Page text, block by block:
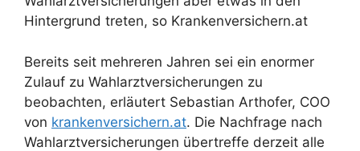
Hintergrund treten, so Krankenversichern.at
Bereits seit mehreren Jahren sei ein enormer
Zulauf zu Wahlarztversicherungen zu
beobachten, erläutert Sebastian Arthofer, COO
von krankenversichern.at. Die Nachfrage nach
Wahlarztversicherungen übertreffe derzeit alle